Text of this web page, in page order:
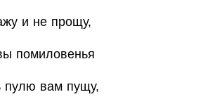
и не прощу,
помиловенья
пулю вам пущу,